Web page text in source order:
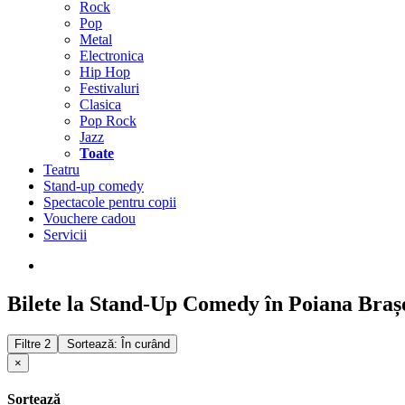
Rock
Pop
Metal
Electronica
Hip Hop
Festivaluri
Clasica
Pop Rock
Jazz
Toate
Teatru
Stand-up comedy
Spectacole pentru copii
Vouchere cadou
Servicii
Bilete la Stand-Up Comedy în Poiana
Filtre 2
Sortează: În curând
×
Sortează